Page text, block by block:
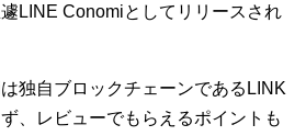
LINE Conomiとしてリリースされ
独自ブロックチェーンであるLINK
、レビューでもらえるポイントも